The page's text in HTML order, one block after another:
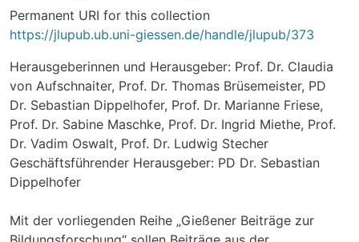
Permanent URI for this collection
https://jlupub.ub.uni-giessen.de/handle/jlupub/373
Herausgeberinnen und Herausgeber: Prof. Dr. Claudia
von Aufschnaiter, Prof. Dr. Thomas Brüsemeister, PD
Dr. Sebastian Dippelhofer, Prof. Dr. Marianne Friese,
Prof. Dr. Sabine Maschke, Prof. Dr. Ingrid Miethe, Prof.
Dr. Vadim Oswalt, Prof. Dr. Ludwig Stecher
Geschäftsführender Herausgeber: PD Dr. Sebastian
Dippelhofer
Mit der vorliegenden Reihe „Gießener Beiträge zur